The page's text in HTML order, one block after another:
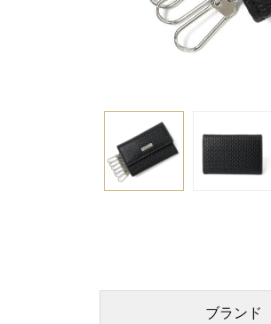
ブランド